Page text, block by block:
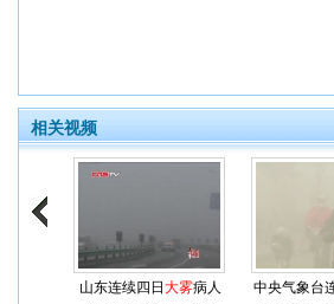
相关视频
山东连续四日 大雾病人
中央气象台